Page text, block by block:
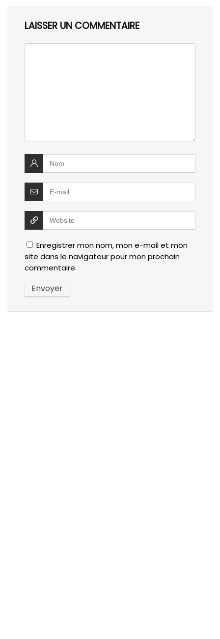
LAISSER UN COMMENTAIRE
Enregistrer mon nom, mon e-mail et mon
site dans le navigateur pour mon prochain
commentaire.